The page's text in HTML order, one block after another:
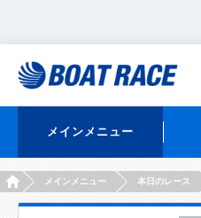
メインメニュー
HOMEメインメニュー 本日のレース